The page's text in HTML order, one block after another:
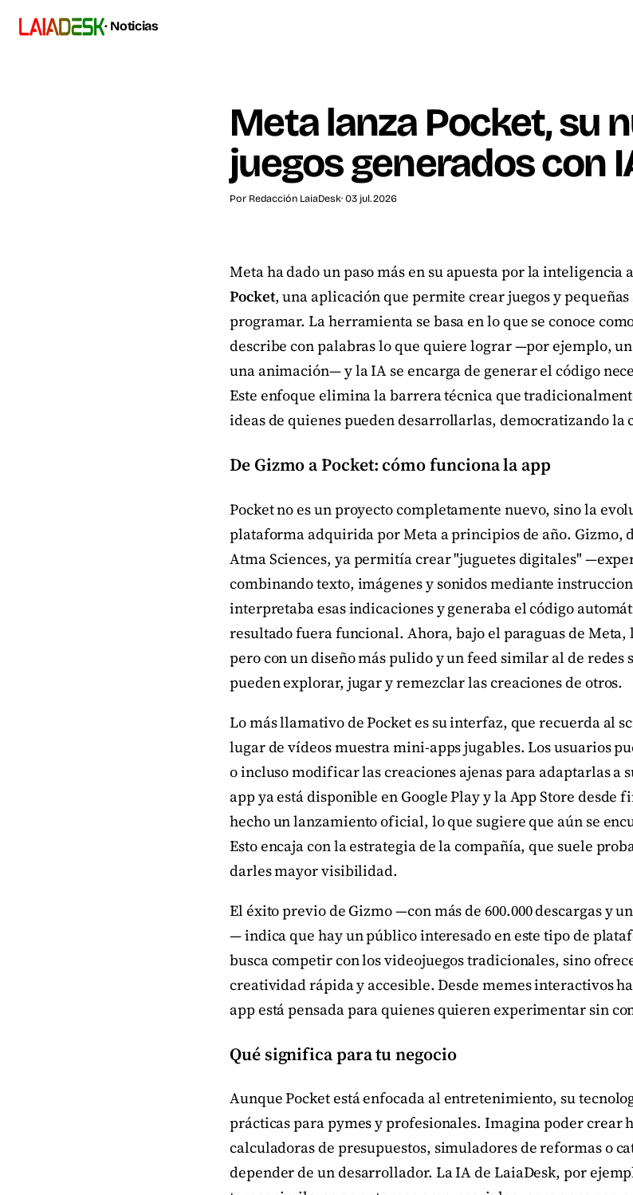
· Noticias
Meta lanza Pocket, su
juegos generados con
Por Redacción LaiaDesk· 03 jul. 2026
Meta ha dado un paso más en su apuesta por la
Pocket, una aplicación que permite crear juegos y
programar. La herramienta se basa en lo que se conoce
describe con palabras lo que quiere lograr —por ejemplo,
una animación— y la IA se encarga de generar el código
Este enfoque elimina la barrera técnica que
ideas de quienes pueden desarrollarlas, democratizando la
De Gizmo a Pocket: cómo funciona la app
Pocket no es un proyecto completamente nuevo, sino la
plataforma adquirida por Meta a principios de año. Gizmo,
Atma Sciences, ya permitía crear "juguetes digitales"
combinando texto, imágenes y sonidos mediante
interpretaba esas indicaciones y generaba el código
resultado fuera funcional. Ahora, bajo el paraguas de Meta,
pero con un diseño más pulido y un feed similar al de redes
pueden explorar, jugar y remezclar las creaciones de otros.
Lo más llamativo de Pocket es su interfaz, que recuerda al
lugar de vídeos muestra mini-apps jugables. Los usuarios
o incluso modificar las creaciones ajenas para adaptarlas a
app ya está disponible en Google Play y la App Store desde
hecho un lanzamiento oficial, lo que sugiere que aún se
Esto encaja con la estrategia de la compañía, que suele
darles mayor visibilidad.
El éxito previo de Gizmo —con más de 600.000 descargas y
— indica que hay un público interesado en este tipo de
busca competir con los videojuegos tradicionales, sino
creatividad rápida y accesible. Desde memes interactivos
app está pensada para quienes quieren experimentar sin
Qué significa para tu negocio
Aunque Pocket está enfocada al entretenimiento, su
prácticas para pymes y profesionales. Imagina poder
calculadoras de presupuestos, simuladores de reformas o
depender de un desarrollador. La IA de LaiaDesk, por